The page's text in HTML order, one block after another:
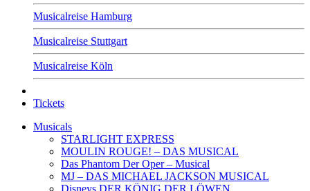
Musicalreise Hamburg
Musicalreise Stuttgart
Musicalreise Köln
Tickets
Musicals
STARLIGHT EXPRESS
MOULIN ROUGE! – DAS MUSICAL
Das Phantom Der Oper – Musical
MJ – DAS MICHAEL JACKSON MUSICAL
Disneys DER KÖNIG DER LÖWEN